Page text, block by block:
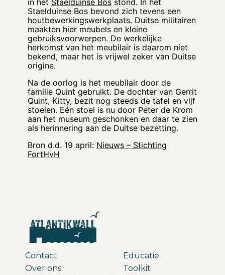
in het Staelduinse Bos stond. In het
Staelduinse Bos bevond zich tevens een
houtbewerkingswerkplaats. Duitse militairen
maakten hier meubels en kleine
gebruiksvoorwerpen. De werkelijke
herkomst van het meubilair is daarom niet
bekend, maar het is vrijwel zeker van Duitse
origine.
Na de oorlog is het meubilair door de
familie Quint gebruikt. De dochter van Gerrit
Quint, Kitty, bezit nog steeds de tafel en vijf
stoelen. Eén stoel is nu door Peter de Krom
aan het museum geschonken en daar te zien
als herinnering aan de Duitse bezetting.
Bron d.d. 19 april: Nieuws – Stichting
FortHvH
Contact
Over ons
Educatie
Toolkit